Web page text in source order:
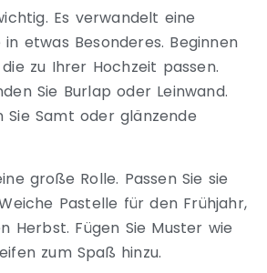
Es verwandelt eine
etwas Besonderes. Beginnen
zu Ihrer Hochzeit passen.
Sie Burlap oder Leinwand.
Sie Samt oder glänzende
große Rolle. Passen Sie sie
Pastelle für den Frühjahr,
Herbst. Fügen Sie Muster wie
zum Spaß hinzu.